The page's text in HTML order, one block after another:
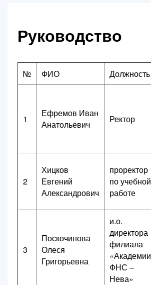
Образовательные услуги
Услуги проживания
Контакты
Блог
Руководство
№ ФИО Должность
1
Ефремов Иван
Анатольевич
Ректор
2
Хицков
Евгений
Александрович
проректор
по учебной
работе
3
Поскочинова
Олеся
Григорьевна
и.о.
директора
филиала
«Академии
ФНС –
Нева»